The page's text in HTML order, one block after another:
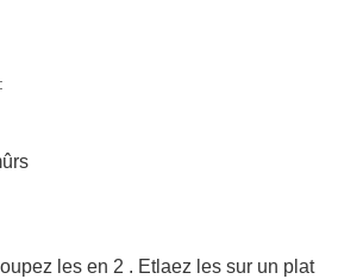
les en 2 . Etlaez les sur un plat